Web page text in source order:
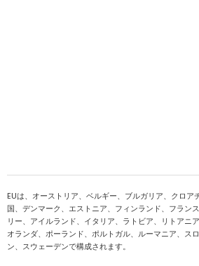
EUは、オーストリア、ベルギー、ブルガリア、クロア
国、デンマーク、エストニア、フィンランド、フラン
リー、アイルランド、イタリア、ラトビア、リトアニ
オランダ、ポーランド、ポルトガル、ルーマニア、ス
ン、スウェーデンで構成されます。